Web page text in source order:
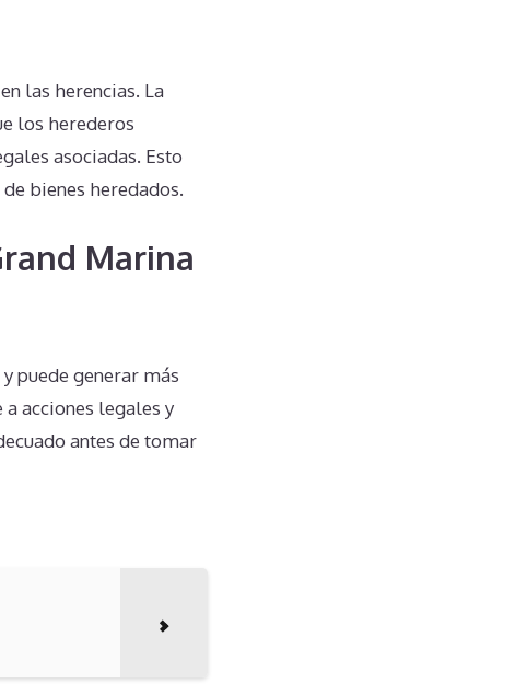
las herencias. La
los herederos
asociadas. Esto
bienes heredados.
Marina
puede generar más
acciones legales y
antes de tomar